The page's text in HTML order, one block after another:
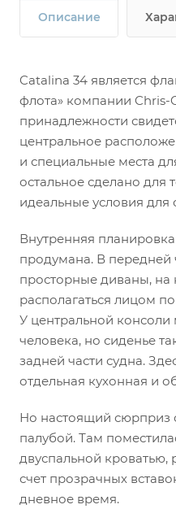
Описание
Catalina 34 является
флота» компании Chris-
принадлежности
центральное
и специальные места
остальное сделано для
идеальные условия для
Внутренняя
продумана. В передней
просторные диваны,
располагаться лицом
У центральной консоли
человека, но сиденье
задней части судна.
отдельная кухонная и
Но настоящий сюрприз
палубой. Там
двуспальной кроватью,
счет прозрачных
дневное время.